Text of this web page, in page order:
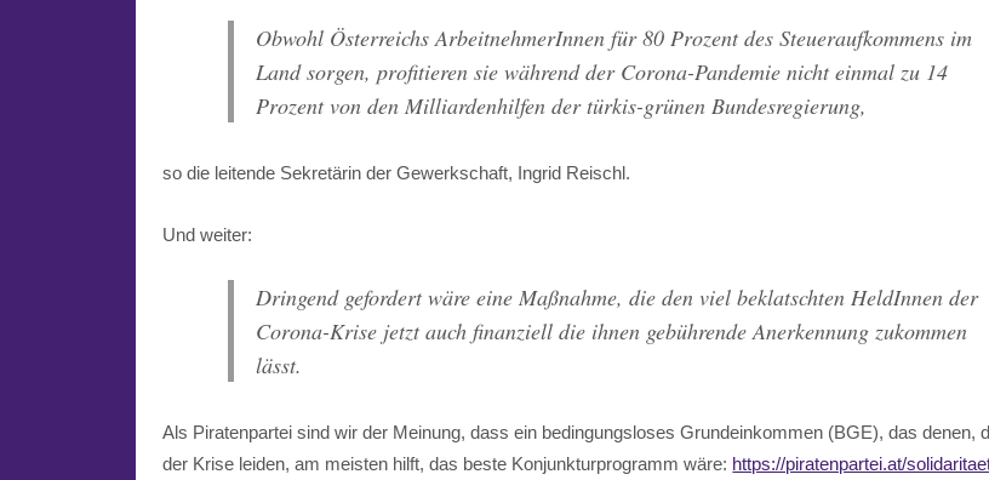
Obwohl Österreichs ArbeitnehmerInnen für 80 Prozent des Steueraufkommens im
Land sorgen, profitieren sie während der Corona-Pandemie nicht einmal zu 14
Prozent von den Milliardenhilfen der türkis-grünen Bundesregierung,
so die leitende Sekretärin der Gewerkschaft, Ingrid Reischl.
Und weiter:
Dringend gefordert wäre eine Maßnahme, die den viel beklatschten HeldInnen der
Corona-Krise jetzt auch finanziell die ihnen gebührende Anerkennung zukommen
lässt.
Als Piratenpartei sind wir der Meinung, dass ein bedingungsloses Grundeinkommen (BGE), das denen,
der Krise leiden, am meisten hilft, das beste Konjunkturprogramm wäre: https://piratenpartei.at/